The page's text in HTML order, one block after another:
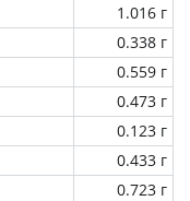
1.016 г
0.338 г
0.559 г
0.473 г
0.123 г
0.433 г
0.723 г